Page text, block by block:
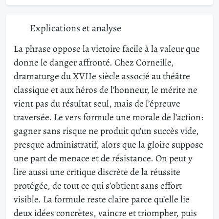
Explications et analyse
La phrase oppose la victoire facile à la valeur que
donne le danger affronté. Chez Corneille,
dramaturge du XVIIe siècle associé au théâtre
classique et aux héros de l’honneur, le mérite ne
vient pas du résultat seul, mais de l’épreuve
traversée. Le vers formule une morale de l’action:
gagner sans risque ne produit qu’un succès vide,
presque administratif, alors que la gloire suppose
une part de menace et de résistance. On peut y
lire aussi une critique discrète de la réussite
protégée, de tout ce qui s’obtient sans effort
visible. La formule reste claire parce qu’elle lie
deux idées concrètes, vaincre et triompher, puis